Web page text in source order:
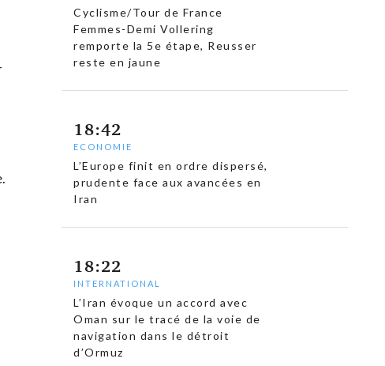
Cyclisme/Tour de France
Femmes-Demi Vollering
remporte la 5e étape, Reusser
reste en jaune
18:42
ECONOMIE
L’Europe finit en ordre dispersé,
prudente face aux avancées en
Iran
18:22
INTERNATIONAL
L’Iran évoque un accord avec
Oman sur le tracé de la voie de
navigation dans le détroit
d’Ormuz